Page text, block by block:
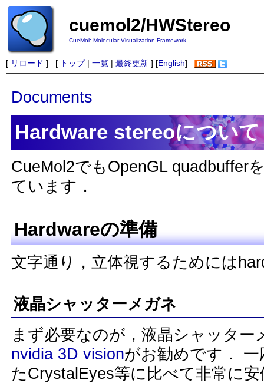
cuemol2/HWStereo
CueMol: Molecular Visualization Framework
[ リロード ] [ トップ| 一覧 | 最終更新 ] [English]
Documents
Hardware stereoについて
CueMol2でもOpenGL quadbuffer
ています．
Hardwareの準備
文字通り，立体視するためには
液晶シャッターメガネ
まず必要なのが，液晶シャッタ
nvidia 3D visionがお勧めです．
たCrystalEyes等に比べて非常に